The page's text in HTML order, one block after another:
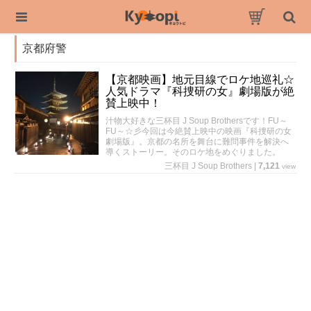
京都府警
【京都映画】地元目線でロケ地巡礼☆
人気ドラマ『科捜研の女』劇場版が絶
賛上映中！
汁物大好きな三杯目 J Soup Brothersです！FU～
FU～☆彡今回は今絶賛上映中の映画『科捜研の女
劇場版』。京都の名所を舞台に難問事件を解決へ
導くストーリー。そのロケ地をめぐりました。
三杯目 J Soup Brothers
7,121 view